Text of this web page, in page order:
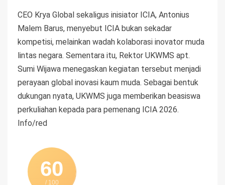
CEO Krya Global sekaligus inisiator ICIA, Antonius
Malem Barus, menyebut ICIA bukan sekadar
kompetisi, melainkan wadah kolaborasi inovator muda
lintas negara. Sementara itu, Rektor UKWMS apt.
Sumi Wijawa menegaskan kegiatan tersebut menjadi
perayaan global inovasi kaum muda. Sebagai bentuk
dukungan nyata, UKWMS juga memberikan beasiswa
perkuliahan kepada para pemenang ICIA 2026.
Info/red
60
/ 100